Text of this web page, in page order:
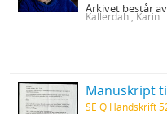
Arkivet består
Kallerdahl, Karin
SE Q Handskrift